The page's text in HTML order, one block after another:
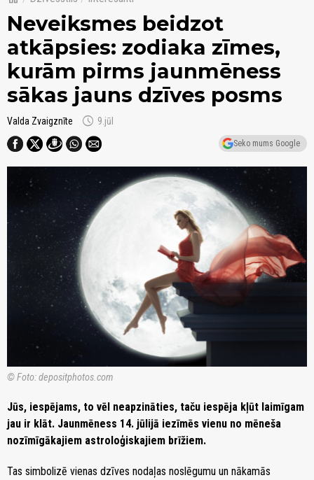
Neveiksmes beidzot
atkāpsies: zodiaka zīmes,
kurām pirms jaunmēness
sākas jauns dzīves posms
Valda Zvaigznīte schedule 9.jūl
Seko mums Google
© Foto: depositphotos.com
Jūs, iespējams, to vēl neapzināties, taču iespēja kļūt laimīgam
jau ir klāt. Jaunmēness 14. jūlijā iezīmēs vienu no mēneša
nozīmīgākajiem astroloģiskajiem brīžiem.
Tas simbolizē vienas dzīves nodaļas noslēgumu un nākamās